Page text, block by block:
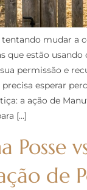
mudar a
que estão
permissão e
esperar
a ação de
[…]
Posse
de